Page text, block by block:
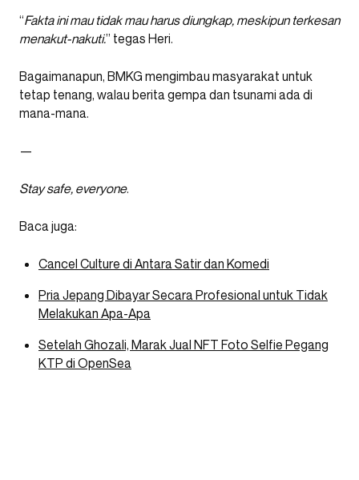
“Fakta ini mau tidak mau harus diungkap, meskipun terkesan
menakut-nakuti.” tegas Heri.
Bagaimanapun, BMKG mengimbau masyarakat untuk
tetap tenang, walau berita gempa dan tsunami ada di
mana-mana.
—
Stay safe, everyone.
Baca juga:
Cancel Culture di Antara Satir dan Komedi
Pria Jepang Dibayar Secara Profesional untuk Tidak
Melakukan Apa-Apa
Setelah Ghozali, Marak Jual NFT Foto Selfie Pegang
KTP di OpenSea